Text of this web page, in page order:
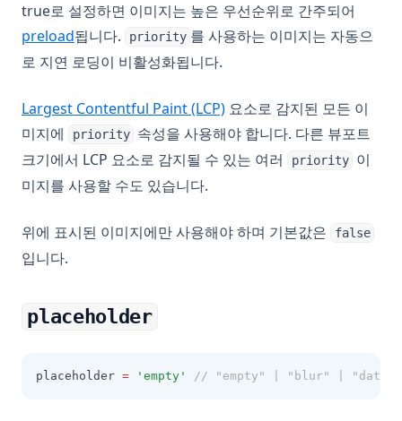
true로 설정하면 이미지는 높은 우선순위로 간주되어
preload(opens in a new tab)
됩니다. priority 를 사용하는 이미지는 자동으
로 지연 로딩이 비활성화됩니다.
Largest Contentful Paint (LCP)(opens in a new tab)
요소로 감지된 모든 이
미지에
priority 속성을 사용해야 합니다. 다른 뷰포트
크기에서 LCP 요소로 감지될 수 있는 여러
priority 이
미지를 사용할 수도 있습니다.
위에 표시된 이미지에만 사용해야 하며 기본값은 false
입니다.
placeholder
placeholder = 'empty' // "empty" | "blur" |